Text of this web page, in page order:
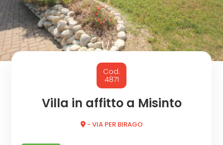
1/37
Cod.
4871
Villa in affitto a Misinto
- VIA PER BIRAGO
ACQUISIZIONE
LAVORA
Scegli
dove
cercare
Comune